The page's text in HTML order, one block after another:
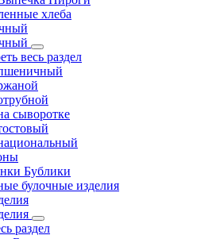
хлеба
весь раздел
сыворотке
Бублики
булочные изделия
раздел